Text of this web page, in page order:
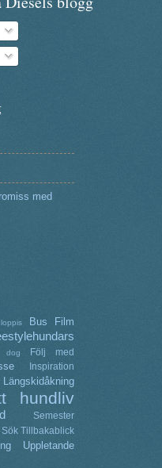
med
Bus
Film
dog
Följ med
Inspiration
Längskidåkning
hundliv
Semester
Sök Tillbakablick
Uppletande